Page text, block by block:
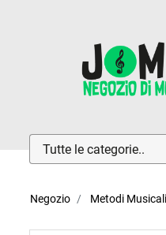
La modifica di un filtro
Negozio Metodi Musicali